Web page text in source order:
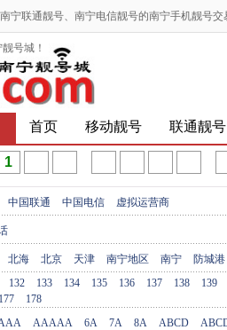
宁联通靓号、南宁电信靓号的南宁手机靓号
号城！
首页 移动靓号 联通靓号
中国联通 中国电信 虚拟运营商
北海 北京 天津 南宁地区 南宁 防城港
132 133 134 135 136 137 138
139
177
178
AAAAA 6A 7A 8A ABCD